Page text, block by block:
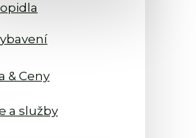
& Ceny
a služby